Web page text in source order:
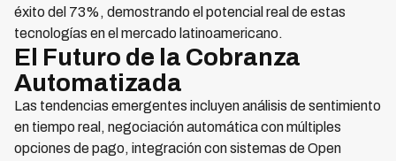
éxito del 73%, demostrando el potencial real de estas
tecnologías en el mercado latinoamericano.
El Futuro de la Cobranza
Automatizada
Las tendencias emergentes incluyen análisis de sentimiento
en tiempo real, negociación automática con múltiples
opciones de pago, integración con sistemas de Open